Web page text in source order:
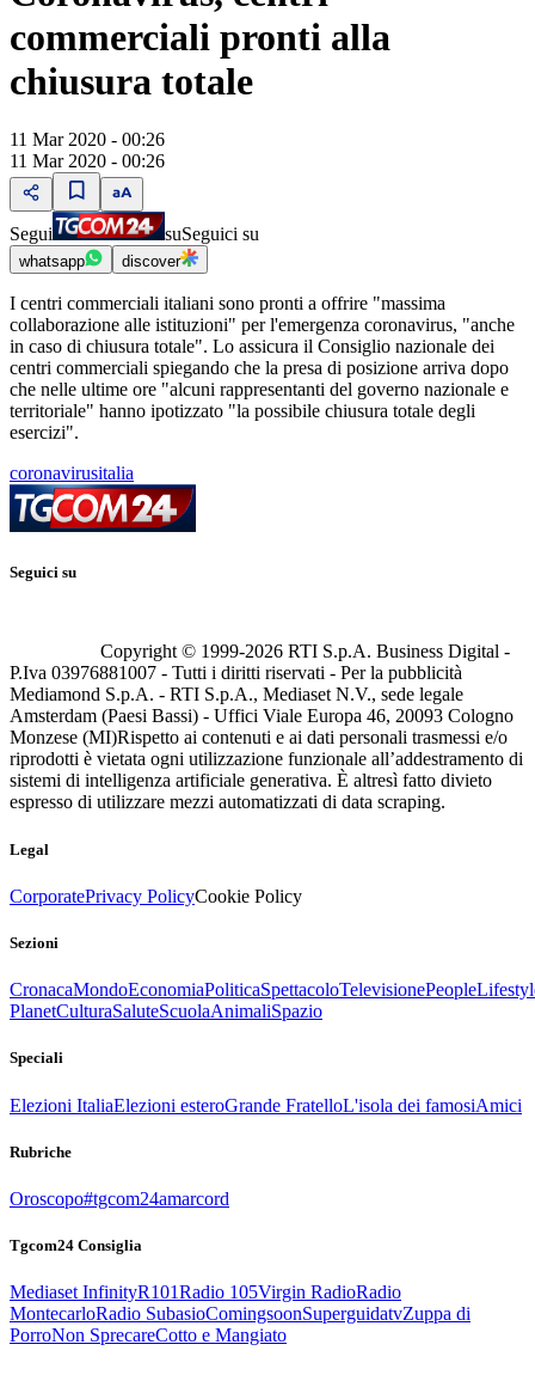
commerciali pronti alla
chiusura totale
11 Mar 2020 - 00:26
11 Mar 2020 - 00:26
Segui suSeguici su
whatsapp discover
I centri commerciali italiani sono pronti a offrire "massima
collaborazione alle istituzioni" per l'emergenza coronavirus, "anche
in caso di chiusura totale". Lo assicura il Consiglio nazionale dei
centri commerciali spiegando che la presa di posizione arriva dopo
che nelle ultime ore "alcuni rappresentanti del governo nazionale e
territoriale" hanno ipotizzato "la possibile chiusura totale degli
esercizi".
coronavirusitalia
Seguici su
Copyright © 1999-2026 RTI S.p.A. Business Digital -
P.Iva 03976881007 - Tutti i diritti riservati - Per la pubblicità
Mediamond S.p.A. - RTI S.p.A., Mediaset N.V., sede legale
Amsterdam (Paesi Bassi) - Uffici Viale Europa 46, 20093 Cologno
Monzese (MI)Rispetto ai contenuti e ai dati personali trasmessi e/o
riprodotti è vietata ogni utilizzazione funzionale all’addestramento di
sistemi di intelligenza artificiale generativa. È altresì fatto divieto
espresso di utilizzare mezzi automatizzati di data scraping.
Legal
CorporatePrivacy PolicyCookie Policy
Sezioni
CronacaMondoEconomiaPoliticaSpettacoloTelevisionePeople
PlanetCulturaSaluteScuolaAnimaliSpazio
Speciali
Elezioni ItaliaElezioni esteroGrande FratelloL'isola dei famosiAmici
Rubriche
Oroscopo#tgcom24amarcord
Tgcom24 Consiglia
Mediaset InfinityR101Radio 105Virgin RadioRadio
MontecarloRadio SubasioComingsoonSuperguidatvZuppa di
PorroNon SprecareCotto e Mangiato